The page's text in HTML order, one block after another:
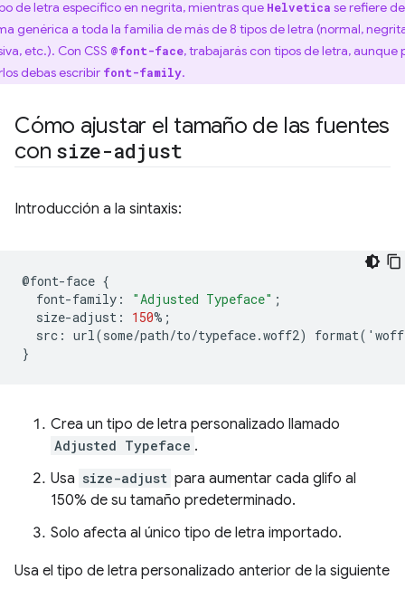
de letra específico en negrita, mientras que Helvetica se refiere de
genérica a toda la familia de más de 8 tipos de letra (normal,
etc.). Con CSS @font-face, trabajarás con tipos de letra, aunque
debas escribir font-family.
Cómo ajustar el tamaño de las fuentes
con size-adjust
Introducción a la sintaxis:
@font-face {
font-family : "Adjusted Typeface" ;
size-adjust : 150% ;
src : url(some/path/to/typeface.woff2) format( '
}
Crea un tipo de letra personalizado llamado
Adjusted Typeface .
Usa size-adjust para aumentar cada glifo al
150% de su tamaño predeterminado.
Solo afecta al único tipo de letra importado.
Usa el tipo de letra personalizado anterior de la siguiente